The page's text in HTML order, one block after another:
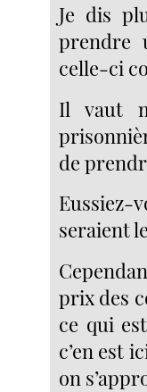
Je dis
prendre
celle-ci
Il vaut
de
Eussiez-
seraient
prix des
ce qui
c’en est
on